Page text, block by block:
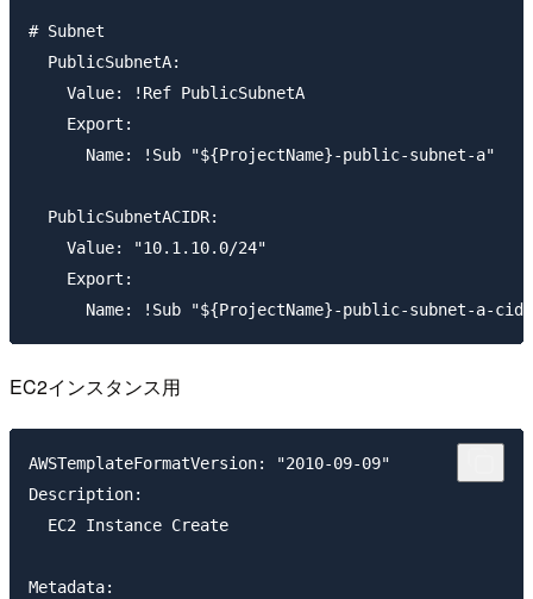
# Subnet
  PublicSubnetA:
    Value: !Ref PublicSubnetA
    Export:
      Name: !Sub "${ProjectName}-public-subnet-a"
  PublicSubnetACIDR:
    Value: "10.1.10.0/24"
    Export:
EC2インスタンス用
AWSTemplateFormatVersion: "2010-09-09"
Description:
  EC2 Instance Create
Metadata: